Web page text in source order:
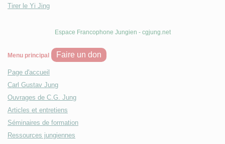
Tirer le Yi Jing
Espace Francophone Jungien - cgjung.net
Menu principal Faire un don
Page d'accueil
Carl Gustav Jung
Ouvrages de C.G. Jung
Articles et entretiens
Séminaires de formation
Ressources jungiennes